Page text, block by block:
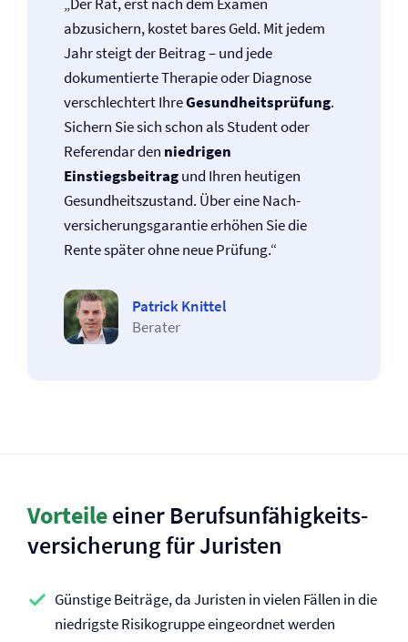
abzusichern, kostet bares Geld. Mit jedem
Jahr steigt der Beitrag – und jede
dokumentierte Therapie oder Diagnose
verschlechtert IhreGesundheitsprüfung.
Sichern Sie sich schon als Student oder
Referendar den niedrigen
Einstiegsbeitragund Ihren heutigen
Gesundheitszustand. Über eine Nach­
versicherungsgarantie erhöhen Sie die
Rente später ohne neue Prüfung.“
Patrick Knittel
Berater
Vorteileeiner Berufs­unfähigkeits­
versicherung für Juristen
Günstige Beiträge, da Juristen in vielen Fällen in die
niedrigste Risikogruppe eingeordnet werden